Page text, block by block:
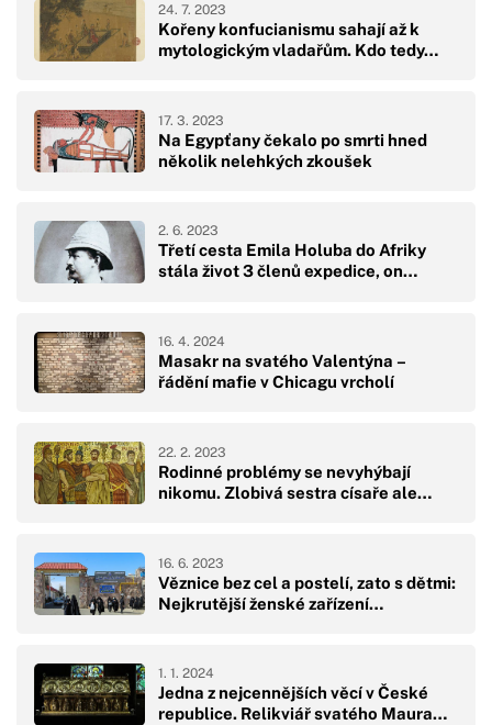
Kořeny konfucianismu sahají až k
mytologickým vladařům. Kdo tedy…
24. 7. 2023
Na Egypťany čekalo po smrti hned
několik nelehkých zkoušek
17. 3. 2023
Třetí cesta Emila Holuba do Afriky
stála život 3 členů expedice, on…
2. 6. 2023
Masakr na svatého Valentýna –
řádění mafie v Chicagu vrcholí
16. 4. 2024
Rodinné problémy se nevyhýbají
nikomu. Zlobivá sestra císaře ale…
22. 2. 2023
Věznice bez cel a postelí, zato s dětmi:
Nejkrutější ženské zařízení…
16. 6. 2023
Jedna z nejcennějších věcí v České
republice. Relikviář svatého Maura…
1. 1. 2024